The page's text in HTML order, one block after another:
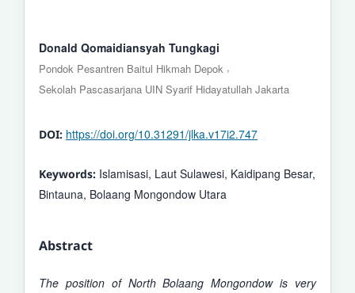
Donald Qomaidiansyah Tungkagi
Pondok Pesantren Baitul Hikmah Depok ,
Sekolah Pascasarjana UIN Syarif Hidayatullah Jakarta
DOI: https://doi.org/10.31291/jlka.v17i2.747
Keywords: Islamisasi, Laut Sulawesi, Kaidipang Besar,
Bintauna, Bolaang Mongondow Utara
Abstract
The position of North Bolaang Mongondow is very